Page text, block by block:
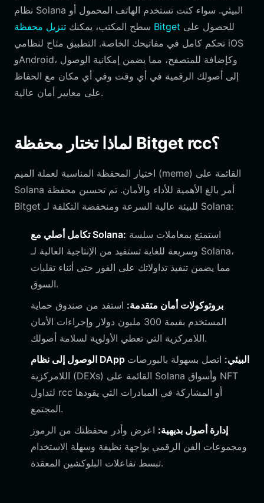
نظام Solana البيئي. سواء كنت تستخدم الهاتف المحمول أو
سطح المكتب، يمكنك تنزيل محفظة Bitget
تحكم كامل في مفاتيحك الخاصة. التطبيق متاح لنظامي iOS
وAndroid، وكإضافة للمتصفح، مما يضمن إمكانية الوصول
إلى أصولك الرقمية في أي وقت وفي أي مكان مع الحفاظ
على معايير أمان عالية.
لماذا تختار محفظة Bitget rcc؟
اختيار المحفظة المناسبة لعملة الميم (meme) القائمة على
Solana أمر بالغ الأهمية للأداء والأمان. تم تحسين محفظة
Bitget للبيئة عالية السرعة ومنخفضة التكلفة لـ Solana:
تكامل أصلي مع Solana:
وسريعة للغاية تستفيد من الإنتاجية العالية لـ Solana،
مما يضمن تنفيذ تداولاتك على الفور حتى أثناء تقلبات
السوق.
بروتوكولات أمان متقدمة: استفد من صندوق حماية
المستخدم بقيمة 300 مليون دولار وإجراءات الأمان
اللامركزية التي تعطي الأولوية لسلامة أصولك.
الوصول إلى نظام DApp البيئي: اتصل بسهولة بالبورصات
اللامركزية (DEXs) القائمة على Solana وأسواق NFT
لتداول rcc أو المشاركة في المبادرات التي يقودها
المجتمع.
إدارة أصول بديهية: اعرض وأدر محفظتك من الرموز
ومجموعات الفن الرقمي بواجهة نظيفة وسهلة الاستخدام
تبسط تفاعلات البلوكشين المعقدة.